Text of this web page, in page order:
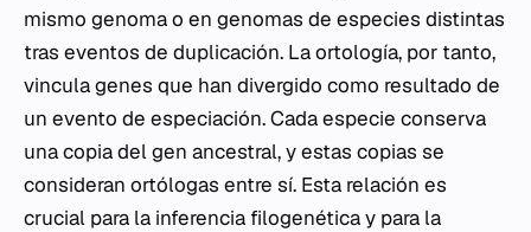
mismo genoma o en genomas de especies distintas
tras eventos de duplicación. La ortología, por tanto,
vincula genes que han divergido como resultado de
un evento de especiación. Cada especie conserva
una copia del gen ancestral, y estas copias se
consideran ortólogas entre sí. Esta relación es
crucial para la inferencia filogenética y para la